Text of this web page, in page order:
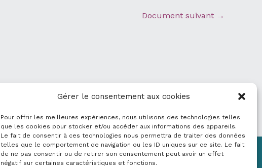
Gérer le consentement aux cookies
Pour offrir les meilleures expériences, nous utilisons des technologies telles
que les cookies pour stocker et/ou accéder aux informations des appareils.
Le fait de consentir à ces technologies nous permettra de traiter des données
telles que le comportement de navigation ou les ID uniques sur ce site. Le fait
de ne pas consentir ou de retirer son consentement peut avoir un effet
négatif sur certaines caractéristiques et fonctions.
Document suivant →
Mentions légales